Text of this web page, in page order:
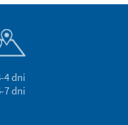
4 dni
7 dni